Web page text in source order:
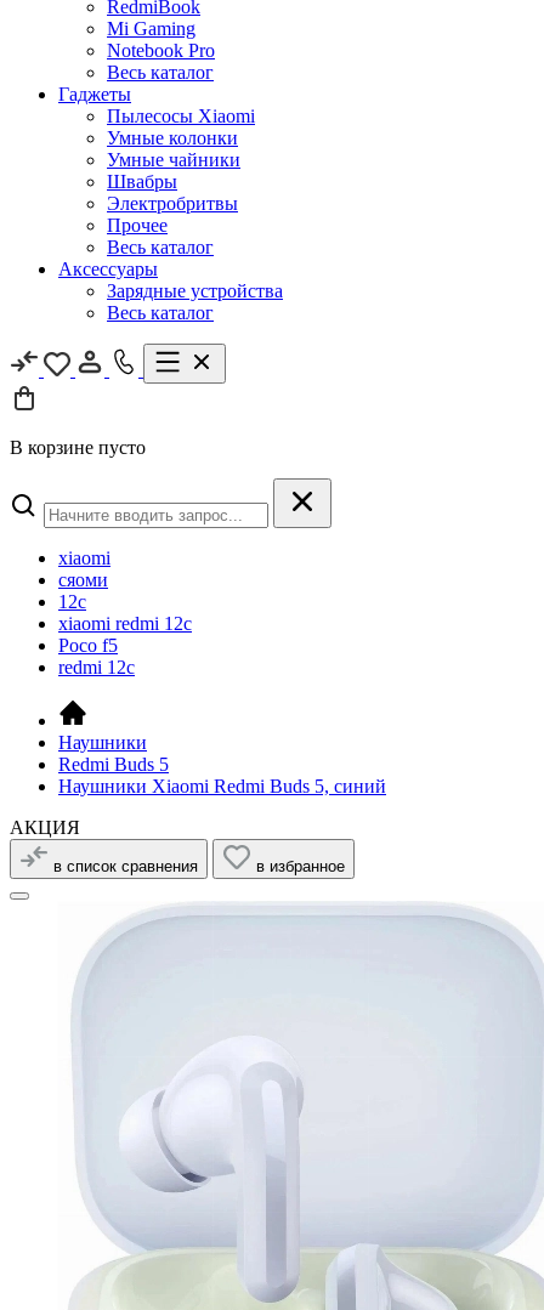
RedmiBook
Mi Gaming
Notebook Pro
Весь каталог
Гаджеты
Пылесосы Xiaomi
Умные колонки
Умные чайники
Швабры
Электробритвы
Прочее
Весь каталог
Аксессуары
Зарядные устройства
Весь каталог
В корзине пусто
xiaomi
сяоми
12c
xiaomi redmi 12c
Poco f5
redmi 12c
Наушники
Redmi Buds 5
Наушники Xiaomi Redmi Buds 5, синий
АКЦИЯ
в список сравнения в избранное